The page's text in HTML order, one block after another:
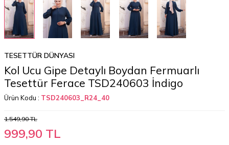
TESETTÜR DÜNYASI
Kol Ucu Gipe Detaylı Boydan Fermuarlı
Tesettür Ferace TSD240603 İndigo
Ürün Kodu : TSD240603_R24_40
1.549,90TL
999,90 TL